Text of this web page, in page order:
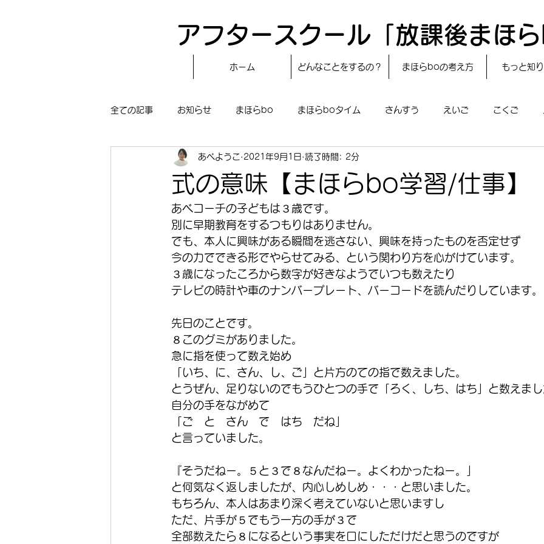
アフタースクール「放課後まほ
ホーム どんなことをするの？ まほらboの考え方 もっと知
全ての記事 お知らせ まほらbo まほらboタイム さんすう えいご こくご
〝自分で作る〟もぐもぐタイム レシピ 24節気
まほらboの学習／仕事 まほらboのあそび
冒険まほらbo
式の意味【まほらbo学習/仕事】
あべようこ 2021年9月1日 読了時間: 2分
あべコーチの子どもは３歳です。
別に早期教育をするつもりはありません。
でも、本人に興味がある瞬間を逃さない、興味を持ったものを否定せず
今の力でできる形でやらせてみる、という関わり方を心がけています。
３歳になったころから数字が好きなようでいつも数えたり
テレビの時計や車のナンバープレート、バーコードを読んだりしています。
先日のことです。
８このグミがありました。
急に指を使って数え始め
「いち、に、さん、し、ご」と片方のての指で数えました。
とうぜん、足りないのでもうひとつの手で「ろく、しち、はち」と数えま
自分の手をながめて
「ご　と　さん　で　はち　だね」
と言っていました。
『そうだねー。５と３で８なんだねー。よくわかったねー。」
と何気なく返しましたが、内心しめしめ・・・と思いました。
もちろん、本人はあまり深く考えていないと思いますし
ただ、片手が５でもう一方の手が３で
全部数えたら８になるという事実を口にしただけだと思うのですが